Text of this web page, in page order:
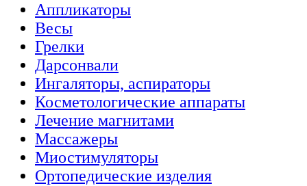
Аппликаторы
Весы
Грелки
Дарсонвали
Ингаляторы, аспираторы
Косметологические аппараты
Лечение магнитами
Массажеры
Миостимуляторы
Ортопедические изделия